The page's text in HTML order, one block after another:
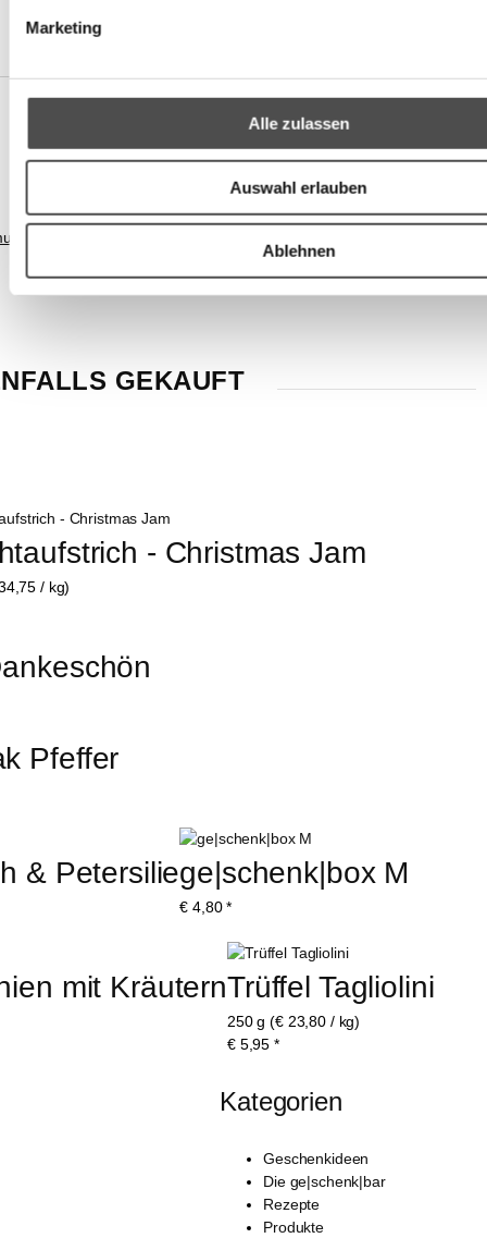
Marketing
Alle zulassen
Auswahl erlauben
Ablehnen
GEKAUFT
- Christmas Jam
/ kg)
Pfeffer
& Petersiliege|schenk|box M
€ 4,80 *
mit KräuternTrüffel Tagliolini
250 g (€ 23,80 / kg)
€ 5,95 *
Kategorien
Geschenkideen
Die ge|schenk|bar
Rezepte
Produkte